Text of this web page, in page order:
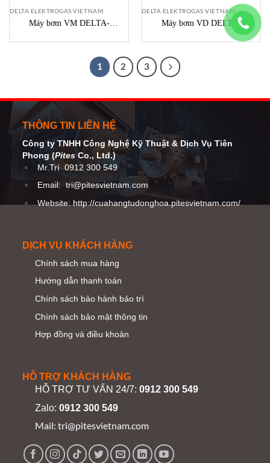
DELTA ELEKTROGAS VIETNAM
Máy bơm VM DELTA-
DELTA ELEKTROGAS VIETNAM
Máy bơm VD DELTA-
ELEKTROGAS Vietnam
1 2 3
THÔNG TIN LIÊN HỆ
Công ty TNHH Công Nghệ Kỹ Thuật& Dịch Vụ Tiên
Phong (Pites Co., Ltd.)
Mr.Trí 0912 300 549
Email:tri@pitesvietnam.com
Website: http://cuahangtudonghoa.pitesvietnam.com/
DỊCH VỤ KHÁCH HÀNG
Chính sách mua hàng
Hướng dẫn thanh toán
Chính sách bảo hành bảo trì
Chính sách bảo mật thông tin
Hợp đồng và điều khoản
HỖ TRỢ KHÁCH HÀNG
HỖ TRỢ TƯ VẤN 24/7:0912 300 549
Zalo:0912 300 549
Mail:tri@pitesvietnam.com